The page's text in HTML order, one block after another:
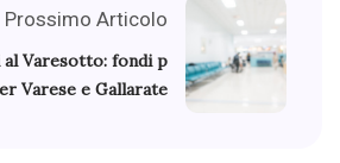
Prossimo Articolo
al Varesotto: fondi p
er Varese e Gallarate